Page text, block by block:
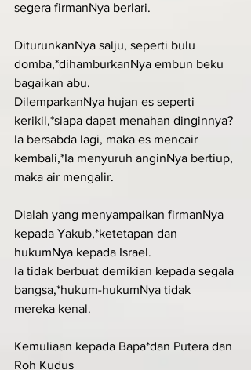
segera firmanNya berlari.
DiturunkanNya salju, seperti bulu
domba,*dihamburkanNya embun beku
bagaikan abu.
DilemparkanNya hujan es seperti
kerikil,*siapa dapat menahan dinginnya?
Ia bersabda lagi, maka es mencair
kembali,*Ia menyuruh anginNya bertiup,
maka air mengalir.
Dialah yang menyampaikan firmanNya
kepada Yakub,*ketetapan dan
hukumNya kepada Israel.
Ia tidak berbuat demikian kepada segala
bangsa,*hukum-hukumNya tidak
mereka kenal.
Kemuliaan kepada Bapa*dan Putera dan
Roh Kudus